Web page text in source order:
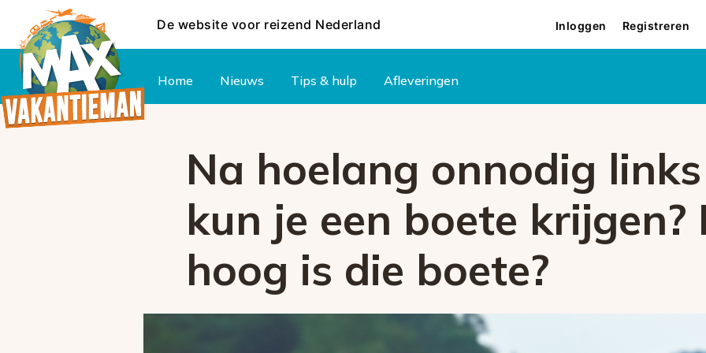
De website voor reizend Nederland Inloggen Registreren
Home Nieuws Tips & hulp Afleveringen
Na hoelang onnodig
kun je een boete krijgen?
hoog is die boete?